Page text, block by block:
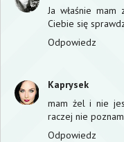
Ja właśnie
Ciebie się
Odpowiedz
Kaprysek
mam żel i nie
raczej nie
Odpowiedz